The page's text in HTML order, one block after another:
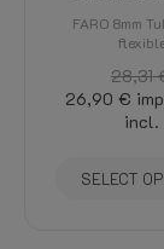
FARO 8mm
28,31
26,90 €
incl.
SELECT